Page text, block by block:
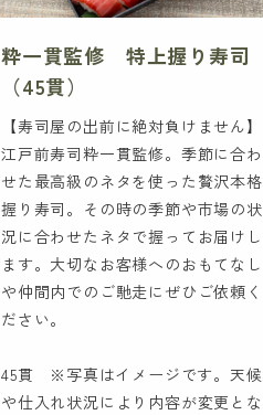
粋一貫監修 特上握り寿司
（45貫）
【寿司屋の出前に絶対負けません】
江戸前寿司粋一貫監修。季節に合わ
せた最高級のネタを使った贅沢本格
握り寿司。その時の季節や市場の状
況に合わせたネタで握ってお届けし
ます。大切なお客様へのおもてなし
や仲間内でのご馳走にぜひご依頼く
ださい。
45貫 ※写真はイメージです。天候
や仕入れ状況により内容が変更とな